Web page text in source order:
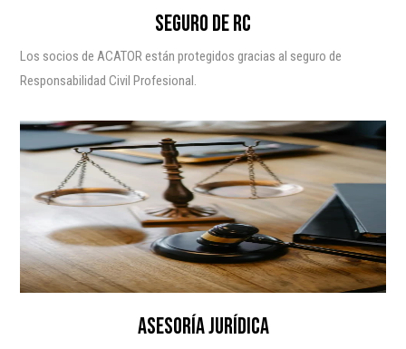
SEGURO DE RC
Los socios de ACATOR están protegidos gracias al seguro de
Responsabilidad Civil Profesional.
ASESORÍA JURÍDICA